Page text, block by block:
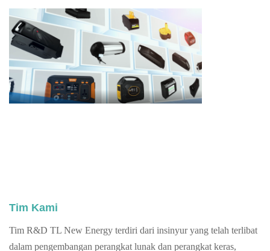
Tim Kami
Tim R&D TL New Energy terdiri dari insinyur yang telah terlibat
dalam pengembangan perangkat lunak dan perangkat keras,